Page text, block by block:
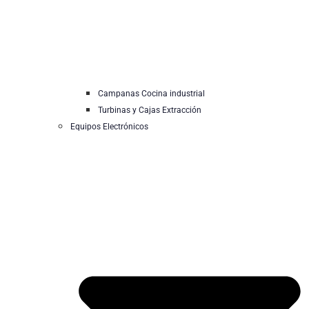
Campanas Cocina industrial
Turbinas y Cajas Extracción
Equipos Electrónicos